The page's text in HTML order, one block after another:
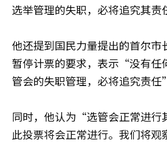
选举管理的失职，必将追究其责
他还提到国民力量提出的首尔市
暂停计票的要求，表示“没有任
管会的失职管理，必将追究责任
同时，他认为“选管会正常进行
此投票将会正常进行。我们将观